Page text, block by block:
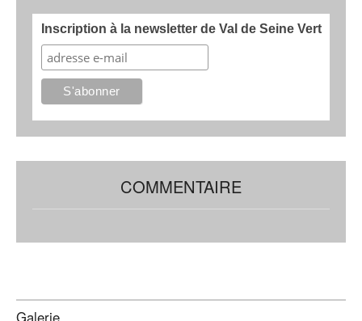
Inscription à la newsletter de Val de Seine Vert
COMMENTAIRE
Galerie